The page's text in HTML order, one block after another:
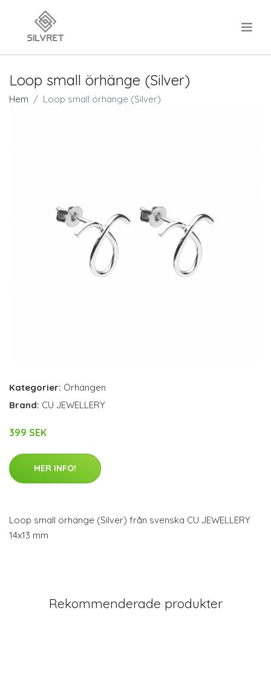
Loop small örhänge (Silver)
Hem Loop small örhänge (Silver)
Kategorier: Örhängen
Brand: CU JEWELLERY
399 SEK
MER INFO!
Loop small örhänge (Silver) från svenska CU JEWELLERY
14x13 mm
Rekommenderade produkter